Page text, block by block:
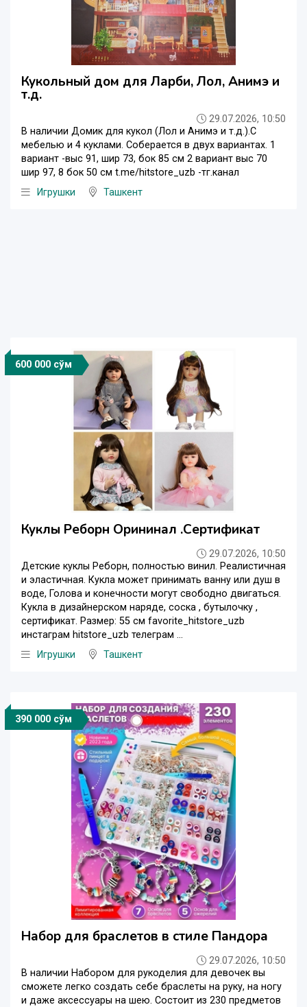
Кукольный дом для Ларби, Лол, Анимэ и
т.д.
29.07.2026, 10:50
В наличии Домик для кукол (Лол и Анимэ и т.д.).С
мебелью и 4 куклами. Соберается в двух вариантах. 1
вариант -выс 91, шир 73, бок 85 см 2 вариант выс 70
шир 97, 8 бок 50 см t.me/hitstore_uzb -тг.канал
Игрушки
Ташкент
600 000 сўм
Куклы Реборн Орининал .Сертификат
29.07.2026, 10:50
Детские куклы Реборн, полностью винил. Реалистичная
и эластичная. Кукла может принимать ванну или душ в
воде, Голова и конечности могут свободно двигаться.
Кукла в дизайнерском наряде, соска , бутылочку ,
сертификат. Размер: 55 см favorite_hitstore_uzb
инстаграм hitstore_uzb телеграм ...
Игрушки
Ташкент
390 000 сўм
Набор для браслетов в стиле Пандора
29.07.2026, 10:50
В наличии Набором для рукоделия для девочек вы
сможете легко создать себе браслеты на руку, на ногу
и даже аксессуары на шею. Состоит из 230 предметов